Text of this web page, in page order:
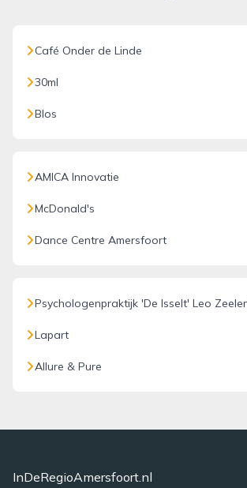
Café Onder de Linde
30ml
Blos
AMICA Innovatie
McDonald's
Dance Centre Amersfoort
Psychologenpraktijk 'De Isselt' Leo
Lapart
Allure & Pure
InDeRegioAmersfoort.nl